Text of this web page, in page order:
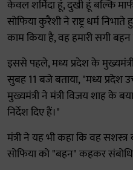
केवल शर्मिंदा हूं, दुखी हूं बल्कि
सोफिया कुरैशी ने राष्ट्र धर्म
काम किया है, वह हमारी सगी
इससे पहले, मध्य प्रदेश के
सुबह 11 बजे बताया, "मध्य
मुख्यमंत्री ने मंत्री विजय शाह के
निर्देश दिए हैं।"
मंत्री ने यह भी कहा कि वह
सोफिया को "बहन" कहकर